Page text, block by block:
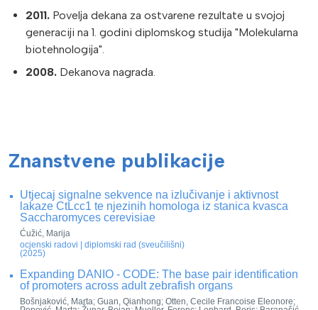
2011. Povelja dekana za ostvarene rezultate u svojoj
generaciji na 1. godini diplomskog studija "Molekularna
biotehnologija".
2008. Dekanova nagrada.
Znanstvene publikacije
Utjecaj signalne sekvence na izlučivanje i aktivnost
lakaze CtLcc1 te njezinih homologa iz stanica kvasca
Saccharomyces cerevisiae
Ćužić, Marija
ocjenski radovi | diplomski rad (sveučilišni)
(2025)
Expanding DANIO - CODE: The base pair identification
of promoters across adult zebrafish organs
Bošnjaković, Marta; Guan, Qianhong; Otten, Cecile Francoise Eleonore;